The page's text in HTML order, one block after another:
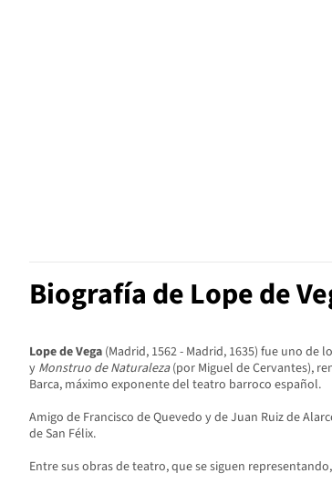
Biografía de Lope de
Lope de Vega (Madrid, 1562 - Madrid, 1635)​ fue uno
y Monstruo de Naturaleza(por Miguel de Cervantes),
Barca, máximo exponente del teatro barroco español.
Amigo de Francisco de Quevedo y de Juan Ruiz de
de San Félix.
Entre sus obras de teatro, que se siguen